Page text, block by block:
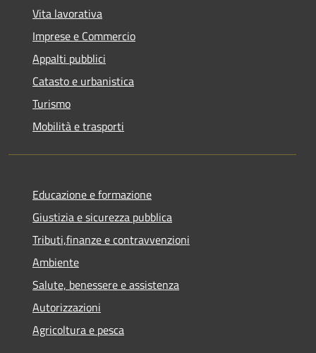
Vita lavorativa
Imprese e Commercio
Appalti pubblici
Catasto e urbanistica
Turismo
Mobilità e trasporti
Educazione e formazione
Giustizia e sicurezza pubblica
Tributi,finanze e contravvenzioni
Ambiente
Salute, benessere e assistenza
Autorizzazioni
Agricoltura e pesca